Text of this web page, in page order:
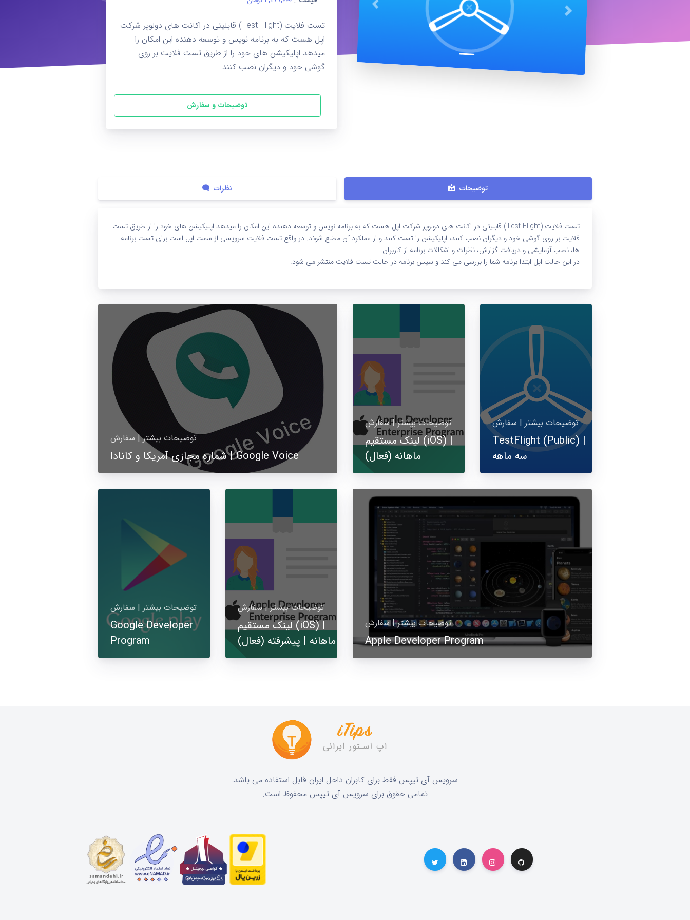
تست فلایت (Test Flight) قابلیتی در اکانت های دولوپر شرکت
اپل هست که به برنامه نویس و توسعه دهنده این امکان را
میدهد اپلیکیشن های خود را از طریق تست فلایت بر روی
گوشی خود و دیگران نصب کنند
توضیحات و سفارش
قبلی
بعدی
نظرات توضیحات
تست فلایت (Test Flight) قابلیتی در اکانت های دولوپر شرکت اپل هست که به برنامه نویس و توسعه دهنده این امکان را میدهد اپلیکیشن های خود را از طریق تست
فلایت بر روی گوشی خود و دیگران نصب کنند، اپلیکیشن را تست کنند و از عملکرد آن مطلع شوند. در واقع تست فلایت سرویسی از سمت اپل است برای تست برنامه
ها، نصب آزمایشی و دریافت گزارش، نظرات و اشکالات برنامه از کاربران.
در این حالت اپل ابتدا برنامه شما را بررسی می کند و سپس برنامه در حالت تست فلایت منتشر می شود.
توضیحات بیشتر | سفارش
شماره مجازی آمریکا و کانادا | Google Voice
توضیحات بیشتر | سفارش
لینک مستقیم (iOS) |
ماهانه (فعال)
توضیحات بیشتر | سفارش
TestFlight (Public) |
سه ماهه
توضیحات بیشتر | سفارش
Google Developer
Program
توضیحات بیشتر | سفارش
لینک مستقیم (iOS) |
ماهانه | پیشرفته (فعال)
توضیحات بیشتر | سفارش
Apple Developer Program
!سرویس آی تیپس فقط برای کابران داخل ایران قابل استفاده می باشد
.تمامی حقوق برای سرویس آی تیپس محفوظ است